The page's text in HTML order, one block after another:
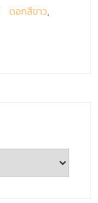
ดอกสีขาว